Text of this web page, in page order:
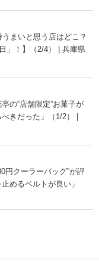
まいと思う店はどこ？
」！】（2/4） | 兵庫県
の“店舗限定”お菓子が
きだった」（1/2） |
円クーラーバッグ”が評
めるベルトが良い」